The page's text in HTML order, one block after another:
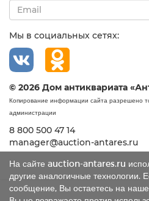
На сайте auction-antares.ru
другие аналогичные технологии.
сообщение, Вы остаетесь на
Мы в социальных сетях:
© 2026 Дом антиквариата
Копирование информации сайта разрешено
администрации
8 800 500 47 14
manager@auction-antares.ru